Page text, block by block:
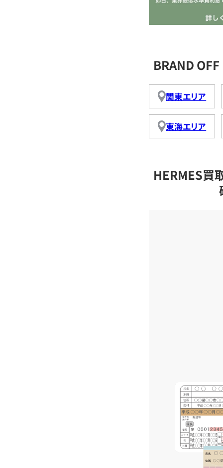
BRAND
関東エリア
東海エリア
HERMES買